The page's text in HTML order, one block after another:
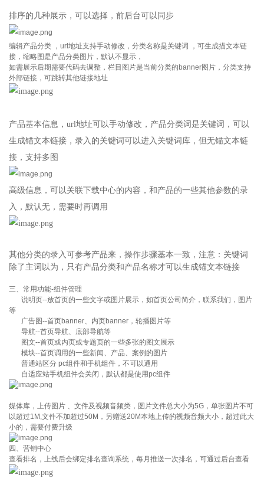
排序的几种展示，可以选择，前后台可以同步
编辑产品分类 ，url地址支持手动修改，分类名称是关键词 ，可生成描文本链
接，缩略图是产品分类图片，默认不显示，
如需展示后期需要代码去调整，栏目图片是当前分类的banner图片，分类支持
外部链接，可跳转其他链接地址
产品基本信息，url地址可以手动修改，产品分类词是关键词，可以
生成锚文本链接，录入的关键词可以进入关键词库，但无锚文本链
接，支持多图
高级信息，可以关联下载中心的内容，和产品的一些其他参数的录
入，默认无，需要时再调用
其他分类的录入可参考产品来，操作步骤基本一致，注意：关键词
除了主词以为，只有产品分类和产品名称才可以生成锚文本链接
三、常用功能-组件管理
说明页--放首页的一些文字或图片展示，如首页公司简介，联系我们，图片
等
广告图--首页banner、内页banner，轮播图片等
导航--首页导航、底部导航等
图文--首页或内页或专题页的一些多张的图文展示
模块--首页调用的一些新闻、产品、案例的图片
普通站区分 pc组件和手机组件，不可以通用
自适应站手机组件会关闭，默认都是使用pc组件
媒体库，上传图片 、文件及视频音频类，图片文件总大小为5G，单张图片不可
以超过1M,文件不加超过50M，另赠送20M本地上传的视频音频大小，超过此大
小的，需要付费升级
四、营销中心
查看排名，上线后会绑定排名查询系统，每月推送一次排名，可通过后台查看